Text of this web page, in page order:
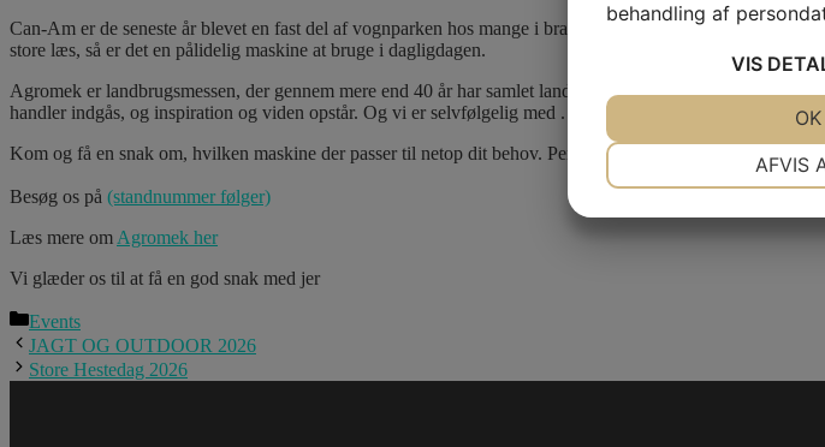
Can-Am er de seneste år blevet en fast del af vognparken hos mange i branchen, og det er helt naturligt.
store læs, så er det en pålidelig maskine at bruge i dagligdagen.
Agromek er landbrugsmessen, der gennem mere end 40 år har samlet landbrugsindustrien, dens
handler indgås, og inspiration og viden opstår. Og vi er selvfølgelig med .
Kom og få en snak om, hvilken maskine der passer til netop dit behov. Perfekt til både erhverv og privat.
Besøg os på (standnummer følger)
Læs mere om Agromek her
Vi glæder os til at få en god snak med jer
Kategorier
Events
JAGT OG OUTDOOR 2026
Store Hestedag 2026
behandling af
VIS
AFVIS
OK